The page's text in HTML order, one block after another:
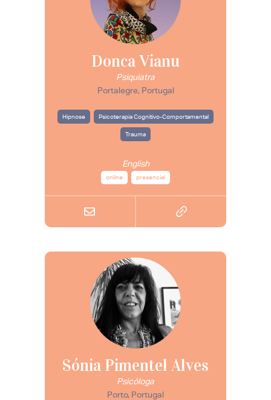
Donca Vianu
Psiquiatra
Portalegre, Portugal
Hipnose Psicoterapia Cognitivo-Comportamental
Trauma
English
online presencial
Sónia Pimentel Alves
Psicóloga
Porto, Portugal